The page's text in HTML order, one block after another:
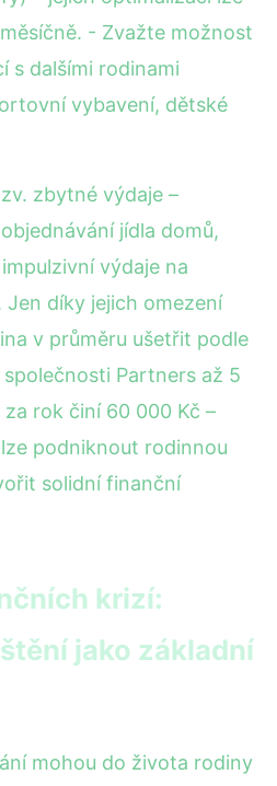
- Zvažte možnost
s dalšími rodinami
vybavení, dětské
zbytné výdaje –
jídla domů,
výdaje na
díky jejich omezení
v průměru ušetřit podle
Partners až 5
rok činí 60 000 Kč –
podniknout rodinnou
solidní finanční
krizí:
jako základní
mohou do života rodiny